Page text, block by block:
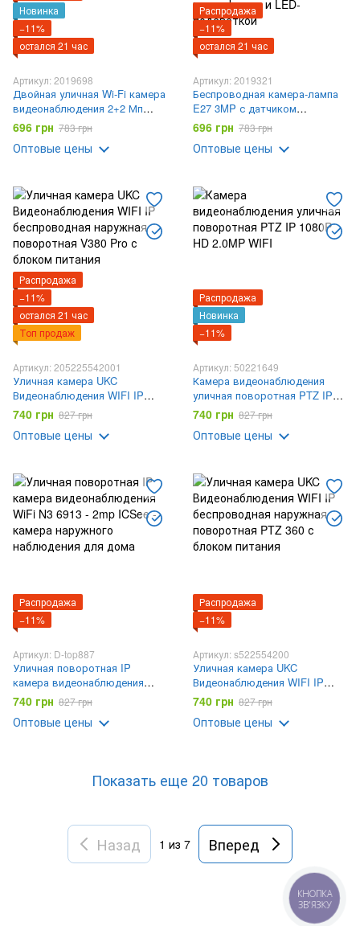
Новинка
−11%
остался 21 час
Артикул: 2019698
Двойная уличная Wi-Fi камера
видеонаблюдения 2+2 Мп
E390 + Led подсветка IP66
(Eyes390)
696 грн 783 грн
Оптовые цены
Распродажа
−11%
остался 21 час
Артикул: 2019321
Беспроводная камера-лампа
E27 3MP с датчиком
движения, Wi-Fi, обзором 360°
V380 Pro/ Wi-Fi мини IP камера
видеонаблюдения в патрон
696 грн 783 грн
Оптовые цены
Распродажа
−11%
остался 21 час
Топ продаж
Артикул: 205225542001
Уличная камера UKC
Видеонаблюдения WIFI IP
беспроводная наружная
поворотная V380 Pro с
блоком питания
740 грн 827 грн
Оптовые цены
Распродажа
Новинка
−11%
Артикул: 50221649
Камера видеонаблюдения
уличная поворотная PTZ IP
1080P HD 2.0MP WIFI
740 грн 827 грн
Оптовые цены
Распродажа
−11%
Артикул: D-top887
Уличная поворотная IP
камера видеонаблюдения
WiFi N3 6913 - 2mp ICSee -
камера наружного
наблюдения для дома
740 грн 827 грн
Оптовые цены
Распродажа
−11%
Артикул: s522554200
Уличная камера UKC
Видеонаблюдения WIFI IP
беспроводная наружная
поворотная PTZ 360 с блоком
питания
740 грн 827 грн
Оптовые цены
Показать еще 20 товаров
Назад 1 из 7 Вперед
КНОПКА
ЗВ'ЯЗКУ